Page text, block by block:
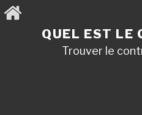
Aller
au
QUEL EST LE
Trouver le